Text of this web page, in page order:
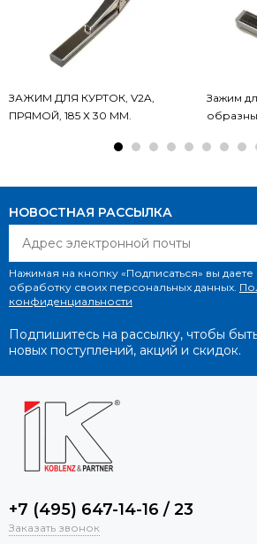
ЗАЖИМ ДЛЯ КУРТОК, V2A,
ПРЯМОЙ, 185 Х 30 ММ.
Зажим
НОВОСТНАЯ РАССЫЛКА
Нажимая на кнопку «Подписаться» вы даете
обработку своих персональных данных.
конфиденциальности
Подпишитесь на рассылку, чтобы
новых поступлений, акций и скидок.
+7 (495) 647-14-16 / 23
Заказать звонок